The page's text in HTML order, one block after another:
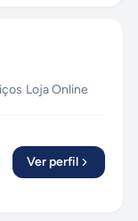
·Loja Online
Ver perfil